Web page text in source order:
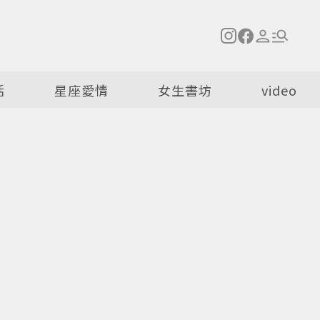
星座愛情 女生書坊 video